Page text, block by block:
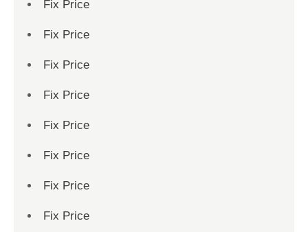
Fix Price
Fix Price
Fix Price
Fix Price
Fix Price
Fix Price
Fix Price
Fix Price